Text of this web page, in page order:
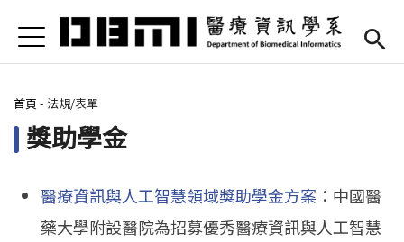
首頁
Open submenu (高中專區)
高中專區
最新消息
Open submenu (學系簡介)
學系簡介
Open submenu (本系成員)
本系成員
Jump to Navigation
Jump to Main content
您在這裡
首頁 - 法規/表單
獎助學金
醫療資訊與人工智慧領域獎助學金方案 ：中國醫
藥大學附設醫院為招募優秀醫療資訊與人工智慧